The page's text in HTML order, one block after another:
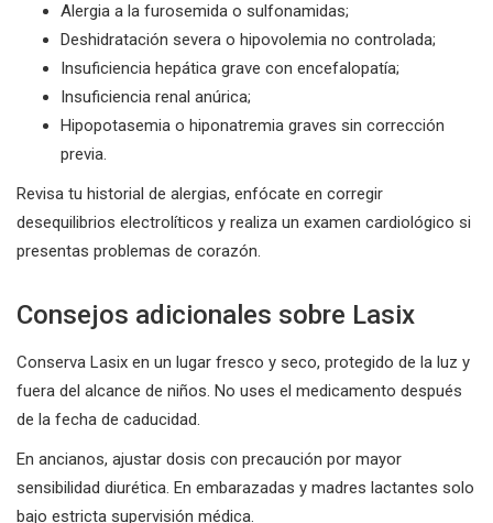
Alergia a la furosemida o sulfonamidas;
Deshidratación severa o hipovolemia no controlada;
Insuficiencia hepática grave con encefalopatía;
Insuficiencia renal anúrica;
Hipopotasemia o hiponatremia graves sin corrección
previa.
Revisa tu historial de alergias, enfócate en corregir
desequilibrios electrolíticos y realiza un examen cardiológico si
presentas problemas de corazón.
Consejos adicionales sobre Lasix
Conserva Lasix en un lugar fresco y seco, protegido de la luz y
fuera del alcance de niños. No uses el medicamento después
de la fecha de caducidad.
En ancianos, ajustar dosis con precaución por mayor
sensibilidad diurética. En embarazadas y madres lactantes solo
bajo estricta supervisión médica.